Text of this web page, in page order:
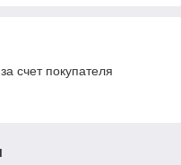
счет покупателя